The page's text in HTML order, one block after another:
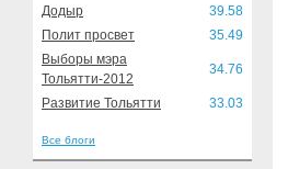
Додыр
39.58
Полит просвет
35.49
Выборы мэра
Тольятти-2012
34.76
Развитие Тольятти 33.03
Все блоги